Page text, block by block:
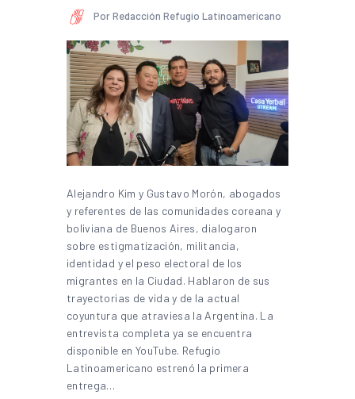
Por Redacción Refugio Latinoamericano
Alejandro Kim y Gustavo Morón, abogados
y referentes de las comunidades coreana y
boliviana de Buenos Aires, dialogaron
sobre estigmatización, militancia,
identidad y el peso electoral de los
migrantes en la Ciudad. Hablaron de sus
trayectorias de vida y de la actual
coyuntura que atraviesa la Argentina. La
entrevista completa ya se encuentra
disponible en YouTube. Refugio
Latinoamericano estrenó la primera
entrega…